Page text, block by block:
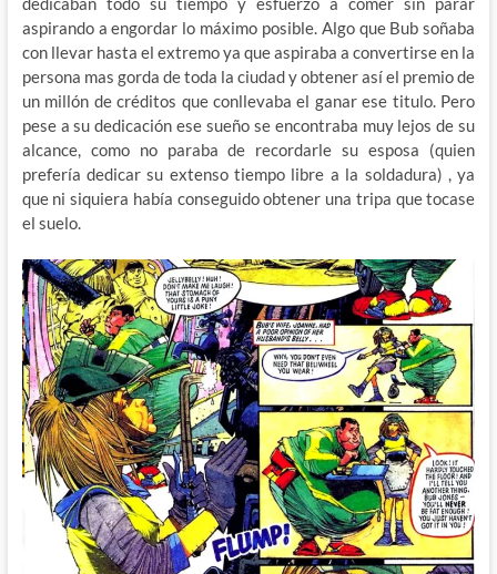
aspirando a engordar lo máximo posible. Algo que Bub soñaba
con llevar hasta el extremo ya que aspiraba a convertirse en la
persona mas gorda de toda la ciudad y obtener así el premio de
un millón de créditos que conllevaba el ganar ese titulo. Pero
pese a su dedicación ese sueño se encontraba muy lejos de su
alcance, como no paraba de recordarle su esposa (quien
prefería dedicar su extenso tiempo libre a la soldadura) , ya
que ni siquiera había conseguido obtener una tripa que tocase
el suelo.